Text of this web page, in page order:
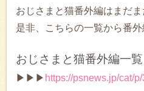
おじさまと猫番外編はまだま
是非、こちらの一覧から番
おじさまと猫番外編一覧
▶▶▶ https://psnews.jp/cat/